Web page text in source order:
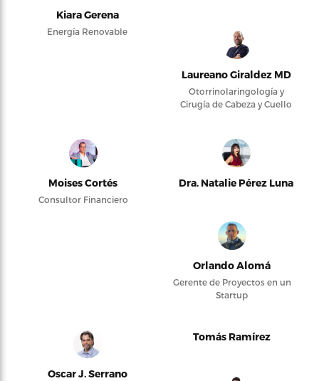
Kiara Gerena
Energía Renovable
Laureano Giraldez MD
Otorrinolaringología y
Cirugía de Cabeza y Cuello
Moises Cortés
Consultor Financiero
Dra. Natalie Pérez Luna
Orlando Alomá
Gerente de Proyectos en un
Startup
Oscar J. Serrano
Tomás Ramírez